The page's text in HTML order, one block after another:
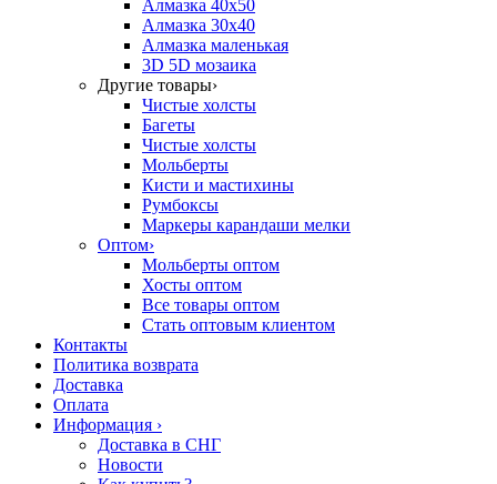
Алмазка 40х50
Алмазка 30х40
Алмазка маленькая
3D 5D мозаика
Другие товары›
Чистые холсты
Багеты
Чистые холсты
Мольберты
Кисти и мастихины
Румбоксы
Маркеры карандаши мелки
Оптом›
Мольберты оптом
Хосты оптом
Все товары оптом
Стать оптовым клиентом
Контакты
Политика возврата
Доставка
Оплата
Информация ›
Доставка в СНГ
Новости